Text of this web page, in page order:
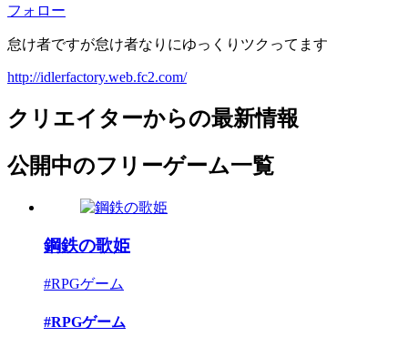
フォロー
怠け者ですが怠け者なりにゆっくりツクってます
http://idlerfactory.web.fc2.com/
クリエイターからの最新情報
公開中のフリーゲーム一覧
鋼鉄の歌姫
#RPGゲーム
#RPGゲーム